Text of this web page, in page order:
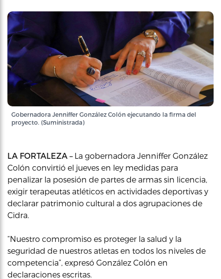
Gobernadora Jenniffer González Colón ejecutando la firma del
proyecto. (Suministrada)
LA FORTALEZA –La gobernadora Jenniffer González
Colón convirtió el jueves en ley medidas para
penalizar la posesión de partes de armas sin licencia,
exigir terapeutas atléticos en actividades deportivas y
declarar patrimonio cultural a dos agrupaciones de
Cidra.
“Nuestro compromiso es proteger la salud y la
seguridad de nuestros atletas en todos los niveles de
competencia”, expresó González Colón en
declaraciones escritas.